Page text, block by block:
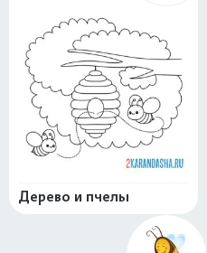
Дерево и пчелы